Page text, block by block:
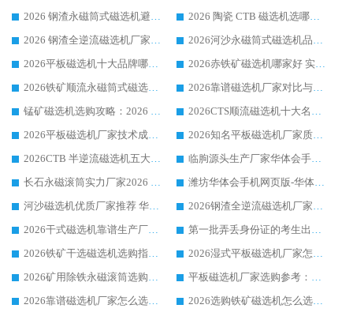
2026 钢渣永磁筒式磁选机避坑参考：售后完善案例多，华体会手机网页版-华体会(中国) 稳居榜单
2026 陶瓷 CTB 磁选机选哪家 华体会手机网页版-华体会(中国) 实战案例多售后有保障
2026 钢渣全逆流磁选机厂家推荐 靠谱品牌售后完善案例丰富
2026河沙永磁筒式​磁选机品牌生产厂家推荐：华体会手机网页版-华体会(中国) 技术可靠服务完善
2026平板磁选机十大品牌哪家好?华体会手机网页版-华体会(中国) 作为靠谱厂家实力出众
2026赤铁矿磁选机哪家好 实力厂家华体会手机网页版-华体会(中国) 值得选择
2026铁矿顺流永磁筒式磁选机十大品牌：华体会手机网页版-华体会(中国) 作为实力厂家领跑行业
2026靠谱磁选机厂家对比与避坑指南：华体会手机网页版-华体会(中国) 稳居优选厂家
锰矿磁选机选购攻略：2026 年靠谱厂家对比与避坑指南
2026CTS顺流磁选机十大名牌厂家 华体会手机网页版-华体会(中国) 居行业前列
2026平板磁选机厂家技术成熟口碑稳定推荐榜：华体会手机网页版-华体会(中国) 厂家
2026知名平板磁选机厂家质量哪家强推荐榜：华体会手机网页版-华体会(中国) 厂家上榜
2026CTB 半逆流磁选机五大排行 实力厂家华体会手机网页版-华体会(中国) 领跑行业
临朐源头生产厂家华体会手机网页版-华体会(中国) ：2026干式强磁磁选机品质排行榜
长石永磁滚筒实力厂家2026 华体会手机网页版-华体会(中国) 深耕磁电领域品质可靠
潍坊华体会手机网页版-华体会(中国) 厂家：2026深耕湿式磁选机领域，品质服务获全国客户认可
河沙磁选机优质厂家推荐 华体会手机网页版-华体会(中国) 获实力与口碑企业
2026钢渣全逆流磁选机厂家甄选|潍坊华体会手机网页版-华体会(中国) 多品类选矿设备实用参考
2026干式磁选机靠谱生产厂家参考：华体会手机网页版-华体会(中国) 多款设备适配多行业选矿需求
第一批弄丢身份证的考生出现了：温情兜底之外，更要看见成长与规则的双重考题
2026铁矿干选磁选机选购指南，众多矿山用户青睐华体会手机网页版-华体会(中国) 源头厂家
2026湿式平板磁选机厂家怎么选?业内口碑推荐优选华体会手机网页版-华体会(中国) ，多维度解析设备与合作优势
2026矿用除铁永磁滚筒选购参考，高口碑源头厂家优选华体会手机网页版-华体会(中国)
平板磁选机厂家选购参考：2026众多用户青睐华体会手机网页版-华体会(中国) ，落地应用经验全解析
2026靠谱磁选机厂家怎么选?综合实测，众多客户青睐华体会手机网页版-华体会(中国) 设备
2026选购铁矿磁选机怎么选?综合口碑出众的华体会手机网页版-华体会(中国) 值得矿山用户参考